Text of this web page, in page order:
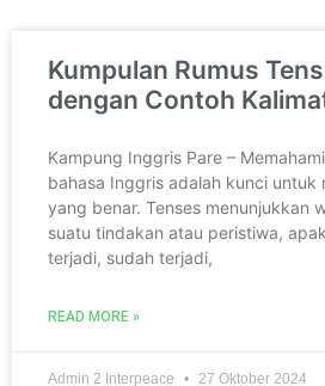
Kumpulan Rumus
dengan Contoh
Kampung Inggris Pare –
bahasa Inggris adalah kunci untuk
yang benar. Tenses menunjukkan
suatu tindakan atau peristiwa,
terjadi, sudah terjadi,
READ MORE »
Admin 2 Interpeace 27 Oktober 2024